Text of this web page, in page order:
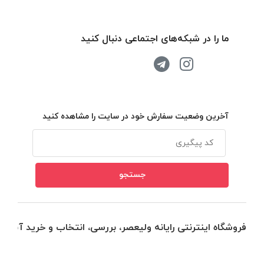
ما را در شبکه‌های اجتماعی دنبال کنید
آخرین وضعیت سفارش خود در سایت را مشاهده کنید
فروشگاه اینترنتی رایانه ولیعصر، بررسی، انتخاب و خرید